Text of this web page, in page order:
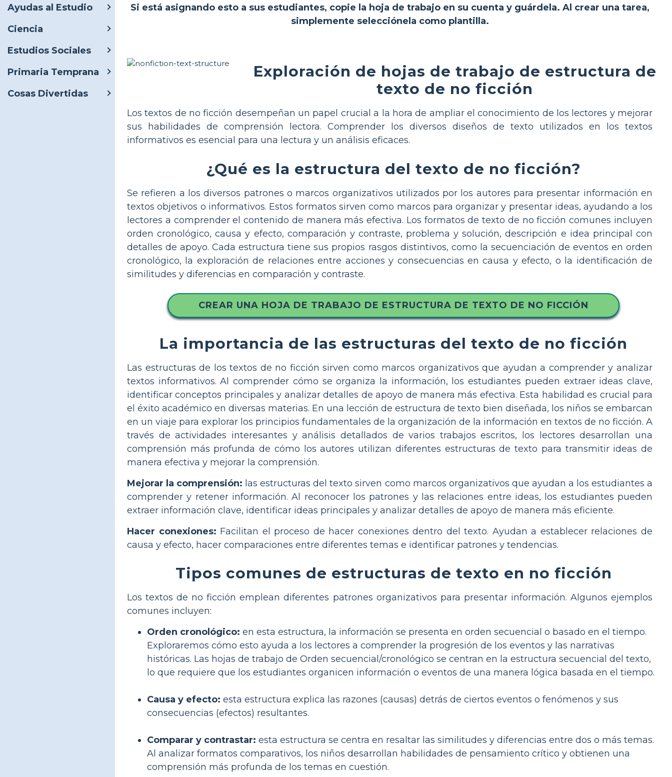
Ayudas al Estudio
Ciencia
Estudios Sociales
Primaria Temprana
Cosas Divertidas
Si está asignando esto a sus estudiantes, copie la hoja de trabajo en su cuenta y guárdela. Al crear una tarea,
simplemente selecciónela como plantilla.
Exploración de hojas de trabajo de estructura de
texto de no ficción
Los textos de no ficción desempeñan un papel crucial a la hora de ampliar el conocimiento de los lectores y mejorar
sus habilidades de comprensión lectora. Comprender los diversos diseños de texto utilizados en los textos
informativos es esencial para una lectura y un análisis eficaces.
¿Qué es la estructura del texto de no ficción?
Se refieren a los diversos patrones o marcos organizativos utilizados por los autores para presentar información en
textos objetivos o informativos. Estos formatos sirven como marcos para organizar y presentar ideas, ayudando a los
lectores a comprender el contenido de manera más efectiva. Los formatos de texto de no ficción comunes incluyen
orden cronológico, causa y efecto, comparación y contraste, problema y solución, descripción e idea principal con
detalles de apoyo. Cada estructura tiene sus propios rasgos distintivos, como la secuenciación de eventos en orden
cronológico, la exploración de relaciones entre acciones y consecuencias en causa y efecto, o la identificación de
similitudes y diferencias en comparación y contraste.
CREAR UNA HOJA DE TRABAJO DE ESTRUCTURA DE TEXTO DE NO FICCIÓN
La importancia de las estructuras del texto de no ficción
Las estructuras de los textos de no ficción sirven como marcos organizativos que ayudan a comprender y analizar
textos informativos. Al comprender cómo se organiza la información, los estudiantes pueden extraer ideas clave,
identificar conceptos principales y analizar detalles de apoyo de manera más efectiva. Esta habilidad es crucial para
el éxito académico en diversas materias. En una lección de estructura de texto bien diseñada, los niños se embarcan
en un viaje para explorar los principios fundamentales de la organización de la información en textos de no ficción. A
través de actividades interesantes y análisis detallados de varios trabajos escritos, los lectores desarrollan una
comprensión más profunda de cómo los autores utilizan diferentes estructuras de texto para transmitir ideas de
manera efectiva y mejorar la comprensión.
Mejorar la comprensión: las estructuras del texto sirven como marcos organizativos que ayudan a los estudiantes a
comprender y retener información. Al reconocer los patrones y las relaciones entre ideas, los estudiantes pueden
extraer información clave, identificar ideas principales y analizar detalles de apoyo de manera más eficiente.
Hacer conexiones: Facilitan el proceso de hacer conexiones dentro del texto. Ayudan a establecer relaciones de
causa y efecto, hacer comparaciones entre diferentes temas e identificar patrones y tendencias.
Tipos comunes de estructuras de texto en no ficción
Los textos de no ficción emplean diferentes patrones organizativos para presentar información. Algunos ejemplos
comunes incluyen:
Orden cronológico: en esta estructura, la información se presenta en orden secuencial o basado en el tiempo.
Exploraremos cómo esto ayuda a los lectores a comprender la progresión de los eventos y las narrativas
históricas. Las hojas de trabajo de Orden secuencial/cronológico se centran en la estructura secuencial del texto,
lo que requiere que los estudiantes organicen información o eventos de una manera lógica basada en el tiempo.
Causa y efecto: esta estructura explica las razones (causas) detrás de ciertos eventos o fenómenos y sus
consecuencias (efectos) resultantes.
Comparar y contrastar: esta estructura se centra en resaltar las similitudes y diferencias entre dos o más temas.
Al analizar formatos comparativos, los niños desarrollan habilidades de pensamiento crítico y obtienen una
comprensión más profunda de los temas en cuestión.